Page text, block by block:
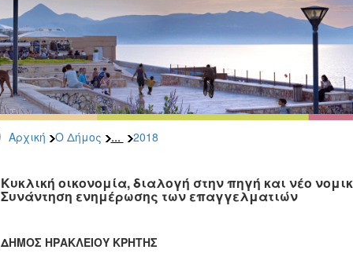
Αρχική Ο Δήμος ... 2018
Κυκλική οικονομία, διαλογή στην πηγή και νέο
Συνάντηση ενημέρωσης των επαγγελματιών
ΔΗΜΟΣ ΗΡΑΚΛΕΙΟΥ ΚΡΗΤΗΣ